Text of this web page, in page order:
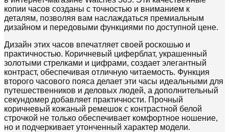
копии часов созданы с точностью и вниманием к
деталям, позволяя вам наслаждаться премиальным
дизайном и передовыми функциями по доступной цене.
Дизайн этих часов впечатляет своей роскошью и
практичностью. Коричневый циферблат, украшенный
золотыми стрелками и цифрами, создает элегантный
контраст, обеспечивая отличную читаемость. Функция
второго часового пояса делает эти часы идеальными для
путешественников и деловых людей, а дополнительный
секундомер добавляет практичности. Прочный
коричневый кожаный ремешок с контрастной белой
строчкой не только обеспечивает комфортное ношение,
но и подчеркивает утонченный характер модели.